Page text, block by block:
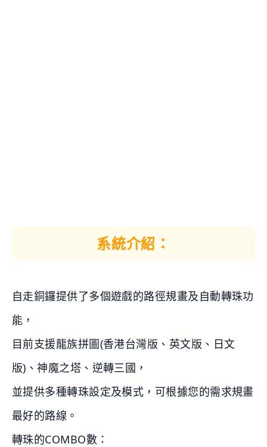
系統介紹：
自走銅鑼提供了多個遊戲的路徑規畫及自動轉珠功
能，
目前支援龍族拼圖(香港台灣版、英文版、日文
版)、神魔之塔、逆轉三國，
並提供多種轉珠設定及模式，可根據您的需求規畫
最好的路線。
轉珠的COMBO數：